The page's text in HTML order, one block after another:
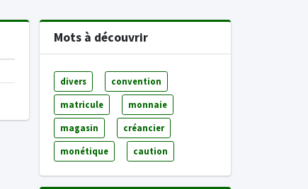
Mots à découvrir
divers convention
matricule monnaie
magasin créancier
monétique caution